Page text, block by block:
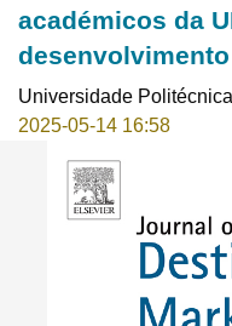
académicos da
Universidade
2025-05-14 16:58